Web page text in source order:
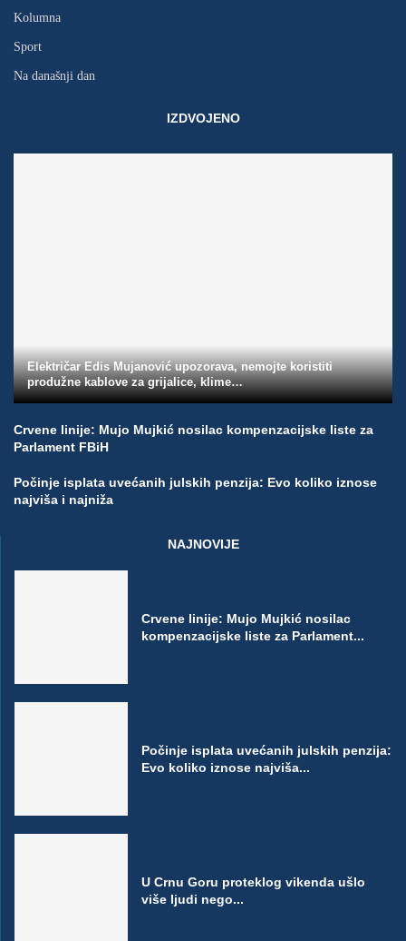
Kolumna
Sport
Na današnji dan
IZDVOJENO
Električar Edis Mujanović upozorava, nemojte koristiti
produžne kablove za grijalice, klime…
Crvene linije: Mujo Mujkić nosilac kompenzacijske liste za
Parlament FBiH
Počinje isplata uvećanih julskih penzija: Evo koliko iznose
najviša i najniža
NAJNOVIJE
Crvene linije: Mujo Mujkić nosilac
kompenzacijske liste za Parlament...
Počinje isplata uvećanih julskih penzija:
Evo koliko iznose najviša...
U Crnu Goru proteklog vikenda ušlo
više ljudi nego...